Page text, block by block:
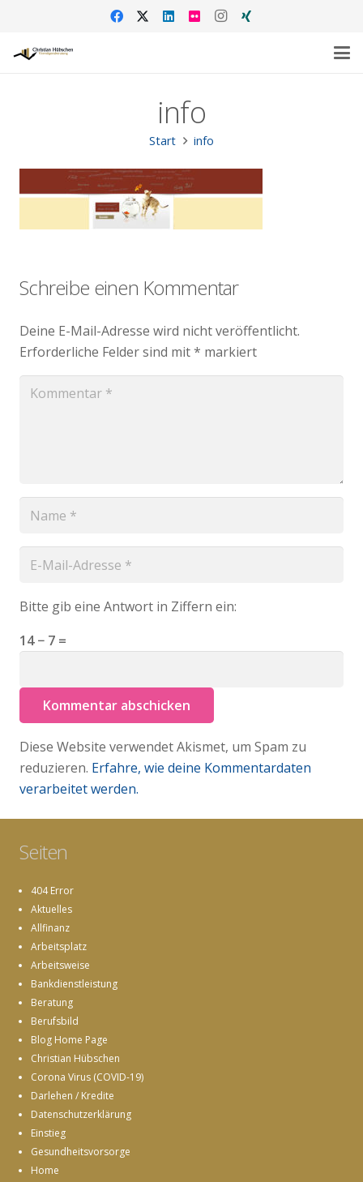
info
Start info
Schreibe einen Kommentar
Deine E-Mail-Adresse wird nicht veröffentlicht.
Erforderliche Felder sind mit* markiert
Bitte gib eine Antwort in Ziffern ein:
14 − 7 =
Kommentar abschicken
Diese Website verwendet Akismet, um Spam zu
reduzieren. Erfahre, wie deine Kommentardaten
verarbeitet werden.
Seiten
404 Error
Aktuelles
Allfinanz
Arbeitsplatz
Arbeitsweise
Bankdienstleistung
Beratung
Berufsbild
Blog Home Page
Christian Hübschen
Corona Virus (COVID-19)
Darlehen / Kredite
Datenschutzerklärung
Einstieg
Gesundheitsvorsorge
Home